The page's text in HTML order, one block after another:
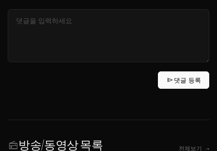
send댓글 등록
radio방송/동영상 목록 전체보기 →